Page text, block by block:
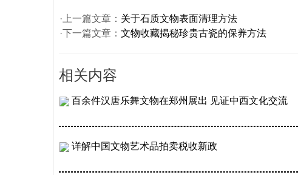
·上一篇文章： 关于石质文物表面清理方法
·下一篇文章： 文物收藏揭秘珍贵古瓷的保养方法
相关内容
百余件汉唐乐舞文物在郑州展出 见证中西文化交流
详解中国文物艺术品拍卖税收新政